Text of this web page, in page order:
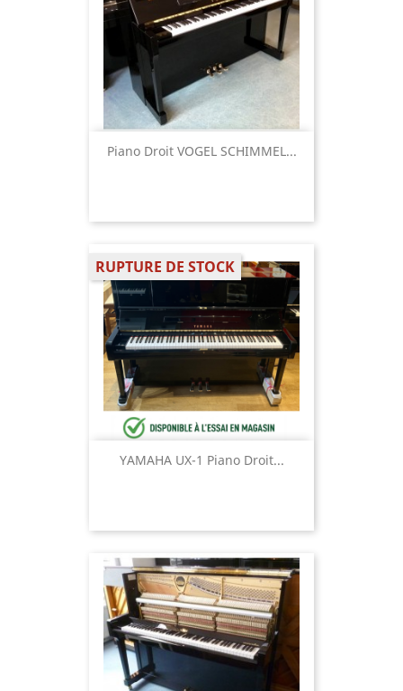
Piano Droit VOGEL SCHIMMEL...
YAMAHA UX-1 Piano Droit...
RUPTURE DE STOCK